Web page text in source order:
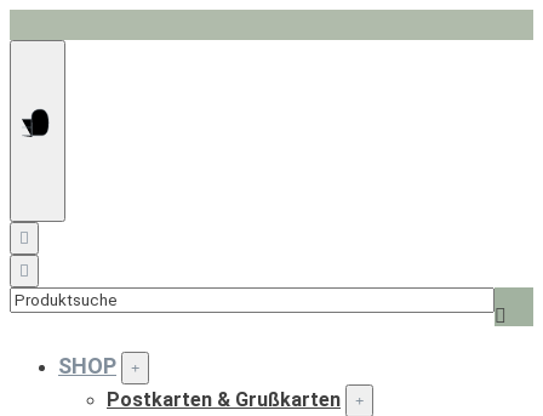
Inhalt
nach:
SHOP
Postkarten & Grußkarten